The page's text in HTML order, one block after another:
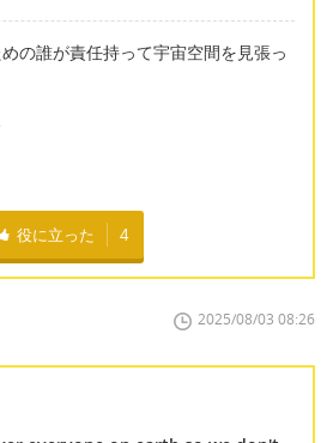
の誰が責任持って宇宙空間を見張っ
役に立った 4
2025/08/03 08:26